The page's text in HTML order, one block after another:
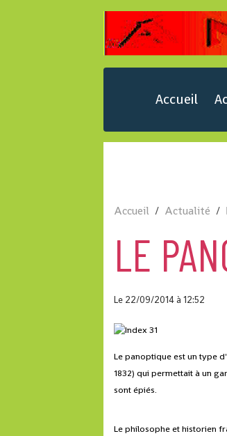
Accueil
Accueil Actualité
LE
Le 22/09/2014à 12:52
Le panoptique est un type
1832) qui permettait à un
sont épiés.
Le philosophe et historien